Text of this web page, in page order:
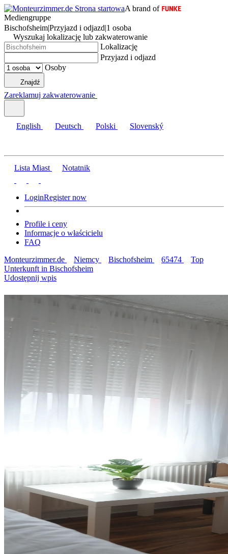
A brand of
Mediengruppe
Bischofsheim|Przyjazd i odjazd|1 osoba
Wyszukaj lokalizację lub zakwaterowanie
Lokalizację
Przyjazd i odjazd
Osoby
Znajdź
Zareklamuj zakwaterowanie
English Deutsch Polski Slovenský
Lista Miast Notatnik
LoginRegister now
Profile i ceny
Informacje o właścicielu
FAQ
Monteurzimmer.de
Niemcy Bischofsheim 65474
Top
Unterkunft in Bischofsheim
Udostępnij wpis